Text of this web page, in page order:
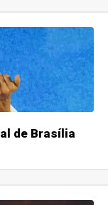
de Brasília